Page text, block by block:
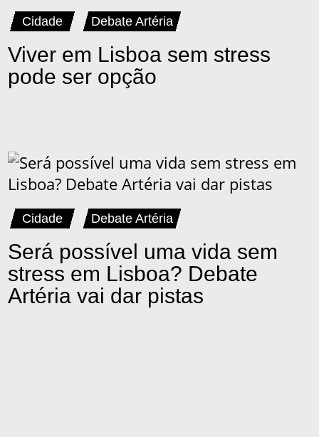
Viver em Lisboa sem stress
pode ser opção
Cidade Debate Artéria
Será possível uma vida sem
stress em Lisboa? Debate
Artéria vai dar pistas
Cidade Debate Artéria